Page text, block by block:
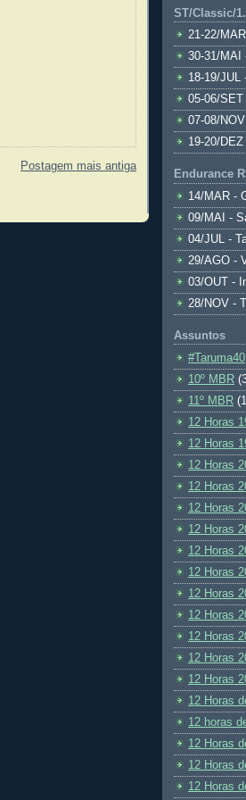
Postagem mais antiga
ST/Classic/
21-22/
30-31/MAI
18-19/JUL
05-06/
07-08/
19-20/
Endurance
14/MAR -
09/MAI -
04/JUL -
29/AGO -
03/OUT -
28/NOV -
Assuntos
#Taruma40
10º MBR
11º MBR
12 Horas
12 Horas
12 Horas
12 Horas
12 Horas
12 Horas
12 Horas
12 Horas
12 Horas
12 Horas
12 Horas
12 Horas
12 Horas
12 Horas
12 horas
12 Horas
12 Horas
12 Horas